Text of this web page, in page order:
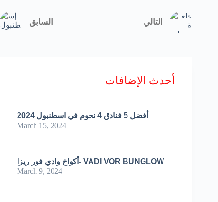
أحدث الإضافات
أفضل 5 فنادق 4 نجوم في اسطنبول 2024
March 15, 2024
أكواخ وادي فور ريزا- VADI VOR BUNGLOW
March 9, 2024